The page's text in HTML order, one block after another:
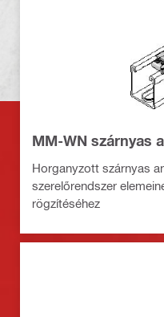
MM-WN szárnyas
Horganyzott szárnyas
szerelőrendszer
rögzítéséhez